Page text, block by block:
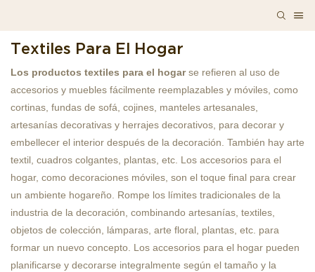
Textiles Para El Hogar
Los productos textiles para el hogarse refieren al uso de
accesorios y muebles fácilmente reemplazables y móviles, como
cortinas, fundas de sofá, cojines, manteles artesanales,
artesanías decorativas y herrajes decorativos, para decorar y
embellecer el interior después de la decoración. También hay arte
textil, cuadros colgantes, plantas, etc. Los accesorios para el
hogar, como decoraciones móviles, son el toque final para crear
un ambiente hogareño. Rompe los límites tradicionales de la
industria de la decoración, combinando artesanías, textiles,
objetos de colección, lámparas, arte floral, plantas, etc. para
formar un nuevo concepto. Los accesorios para el hogar pueden
planificarse y decorarse integralmente según el tamaño y la